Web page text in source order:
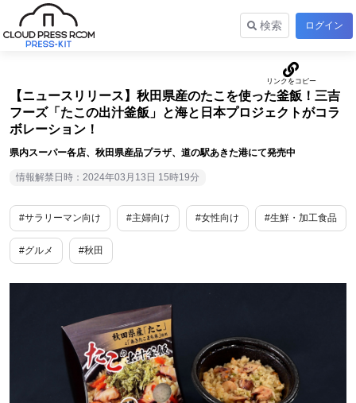
検索 ログイン
【ニュースリリース】秋田県産のたこを使った釜飯！三吉
フーズ「たこの出汁釜飯」と海と日本プロジェクトがコラ
ボレーション！
県内スーパー各店、秋田県産品プラザ、道の駅あきた港にて発売中
情報解禁日時：2024年03月13日 15時19分
#サラリーマン向け #主婦向け #女性向け #生鮮・加工食品
#グルメ #秋田